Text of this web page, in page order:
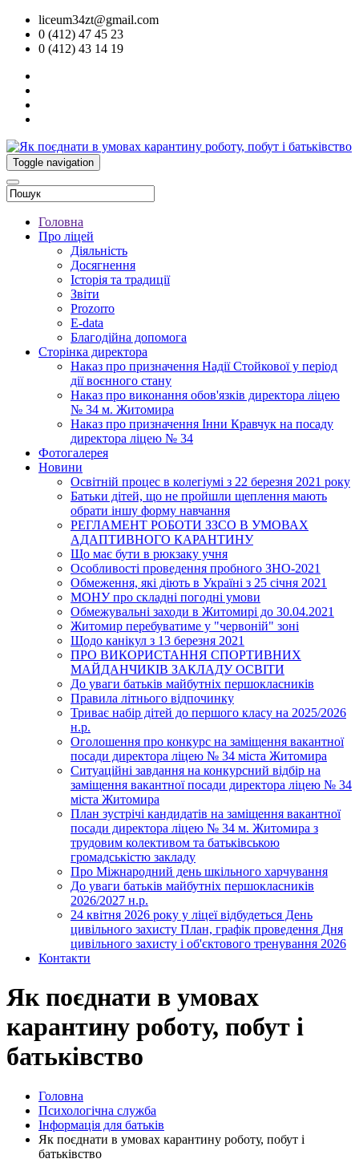
liceum34zt@gmail.com
0 (412) 47 45 23
0 (412) 43 14 19
Toggle navigation
Головна
Про ліцей
Діяльність
Досягнення
Історія та традиції
Звіти
Prozorro
E-data
Благодійна допомога
Сторінка директора
Наказ про призначення Надії Стойкової у період
дії воєнного стану
Наказ про виконання обов'язків директора ліцею
№ 34 м. Житомира
Наказ про призначення Інни Кравчук на посаду
директора ліцею № 34
Фотогалерея
Новини
Освітній процес в колегіумі з 22 березня 2021 року
Батьки дітей, що не пройшли щеплення мають
обрати іншу форму навчання
РЕГЛАМЕНТ РОБОТИ ЗЗСО В УМОВАХ
АДАПТИВНОГО КАРАНТИНУ
Що має бути в рюкзаку учня
Особливості проведення пробного ЗНО-2021
Обмеження, які діють в Україні з 25 січня 2021
МОНУ про складні погодні умови
Обмежувальні заходи в Житомирі до 30.04.2021
Житомир перебуватиме у "червоній" зоні
Щодо канікул з 13 березня 2021
ПРО ВИКОРИСТАННЯ СПОРТИВНИХ
МАЙДАНЧИКІВ ЗАКЛАДУ ОСВІТИ
До уваги батьків майбутніх першокласників
Правила літнього відпочинку
Триває набір дітей до першого класу на 2025/2026
н.р.
Оголошення про конкурс на заміщення вакантної
посади директора ліцею № 34 міста Житомира
Ситуаційні завдання на конкурсний відбір на
заміщення вакантної посади директора ліцею № 34
міста Житомира
План зустрічі кандидатів на заміщення вакантної
посади директора ліцею № 34 м. Житомира з
трудовим колективом та батьківською
громадськістю закладу
Про Міжнародний день шкільного харчування
До уваги батьків майбутніх першокласників
2026/2027 н.р.
24 квітня 2026 року у ліцеї відбудеться День
цивільного захисту План, графік проведення Дня
цивільного захисту і об'єктового тренування 2026
Контакти
Як поєднати в умовах
карантину роботу, побут і
батьківство
Головна
Психологічна служба
Інформація для батьків
Як поєднати в умовах карантину роботу, побут і
батьківство